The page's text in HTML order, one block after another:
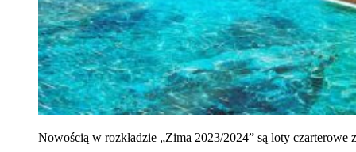
Nowością w rozkładzie „Zima 2023/2024” są loty